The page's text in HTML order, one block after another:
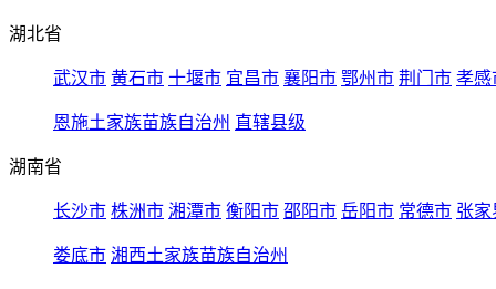
湖北省
武汉市 黄石市 十堰市 宜昌市 襄阳市 鄂州市 荆门市 孝感
恩施土家族苗族自治州 直辖县级
湖南省
长沙市 株洲市 湘潭市 衡阳市 邵阳市 岳阳市 常德市 张家
娄底市 湘西土家族苗族自治州